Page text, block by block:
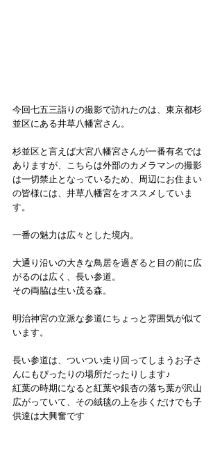
今回七五三詣りの撮影で訪れたのは、東京都杉
並区にある井草八幡宮さん。
杉並区と言えば大宮八幡宮さんが一番有名では
ありますが、こちらは外部のカメラマンの撮影
は一切禁止となっているため、周辺にお住まい
の皆様には、井草八幡宮をオススメしていま
す。
一番の魅力は広々とした境内。
大通り沿いの大きな鳥居を過ぎると目の前に広
がるのは広く、長い参道。
その両脇は生い茂る森。
明治神宮の立派な参道にちょっと雰囲気が似て
います。
長い参道は、ついつい走り回ってしまうお子さ
んにもぴったりの場所だったりします♪
紅葉の時期になると紅葉や銀杏の落ち葉が沢山
広がっていて、その絨毯の上を歩くだけでも子
供達は大興奮です